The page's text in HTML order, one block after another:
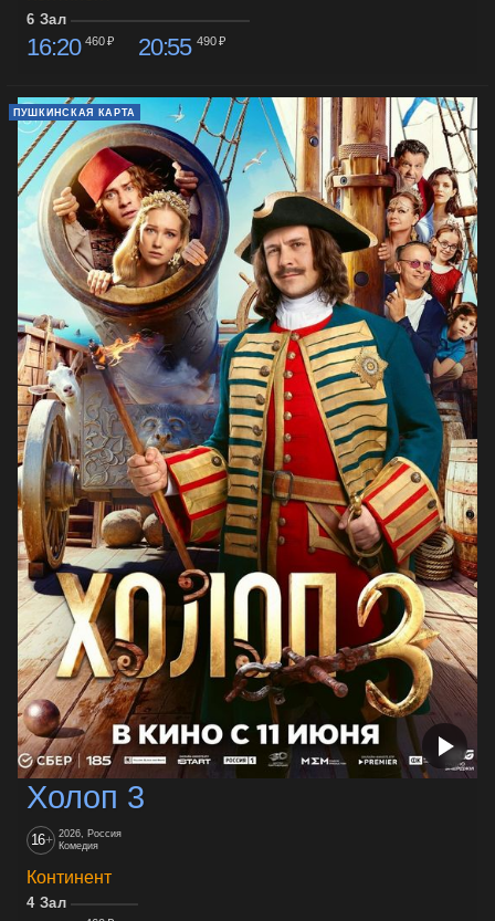
6 Зал
16:20 460 ₽ 20:55 490 ₽
ПУШКИНСКАЯ КАРТА
Холоп 3
16+ 2026, Россия
Комедия
Континент
4 Зал